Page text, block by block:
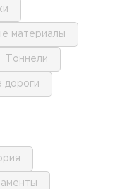
материалы
тоннели
дороги